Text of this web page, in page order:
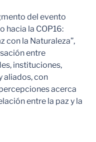
del evento
hacia la COP16:
con la Naturaleza”,
entre
instituciones,
aliados, con
acerca
entre la paz y la